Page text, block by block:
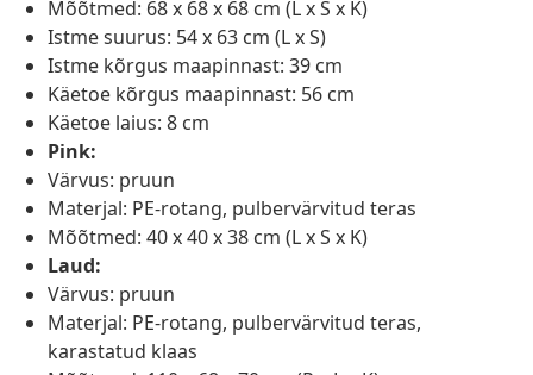
Mõõtmed: 68 x 68 x 68 cm (L x S x K)
Istme suurus: 54 x 63 cm (L x S)
Istme kõrgus maapinnast: 39 cm
Käetoe kõrgus maapinnast: 56 cm
Käetoe laius: 8 cm
Pink:
Värvus: pruun
Materjal: PE-rotang, pulbervärvitud teras
Mõõtmed: 40 x 40 x 38 cm (L x S x K)
Laud:
Värvus: pruun
Materjal: PE-rotang, pulbervärvitud teras,
karastatud klaas